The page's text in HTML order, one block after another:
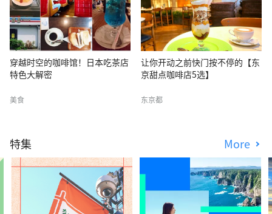
穿越时空的咖啡馆！日本吃茶店
特色大解密
美食
让你开动之前快门按不停的【东
京甜点咖啡店5选】
东京都
特集 More